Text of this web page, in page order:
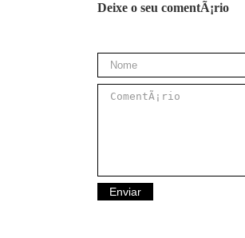
Deixe o seu comentÃ¡rio